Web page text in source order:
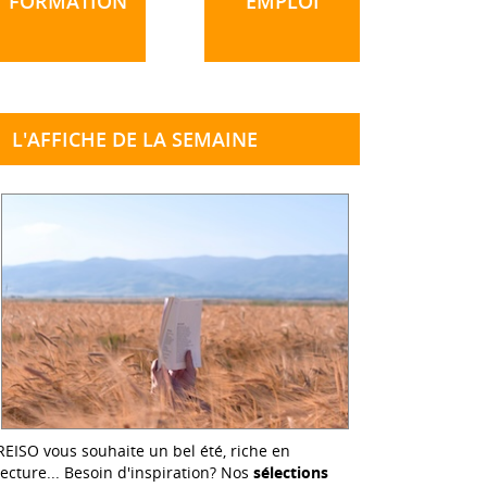
L'AFFICHE DE LA SEMAINE
vous souhaite un bel été, riche en
Besoin d'inspiration? Nos sélections